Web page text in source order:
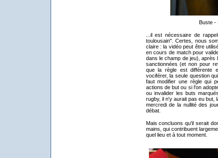
Buste -
...il est nécessaire de
toulousain". Certes, nous
claire : la vidéo peut être
en cours de match pour
dans le champ de jeu), après
sanctionnées (et non pour
que la règle est différente
vociférer, la seule question
faut modifier une règle qui
actions de but ou si l'on
ou invalider les buts
rugby, il n'y aurait pas eu but,
mercredi de la nullité des
débat.
Mais concluons qu'il serait
mains, qui contribuent
quel lieu et à tout moment.